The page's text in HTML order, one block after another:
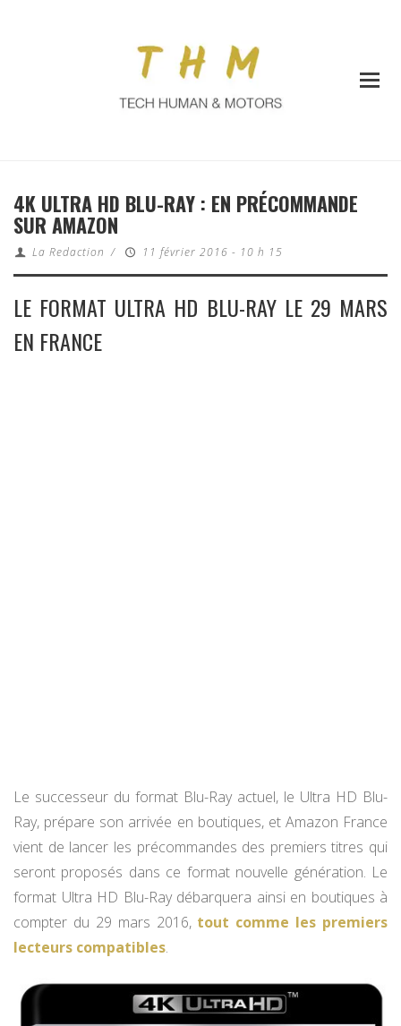
4K ULTRA HD BLU-RAY : EN PRÉCOMMANDE
SUR AMAZON
La Redaction / 11 février 2016 - 10 h 15
LE FORMAT ULTRA HD BLU-RAY LE 29 MARS
EN FRANCE
Le successeur du format Blu-Ray actuel, le Ultra HD Blu-
Ray, prépare son arrivée en boutiques, et Amazon France
vient de lancer les précommandes des premiers titres qui
seront proposés dans ce format nouvelle génération. Le
format Ultra HD Blu-Ray débarquera ainsi en boutiques à
compter du 29 mars 2016, tout comme les premiers
lecteurs compatibles.